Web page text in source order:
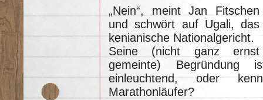
„Nein“, meint Jan Fitschen
und schwört auf Ugali, das
kenianische Nationalgericht.
Seine (nicht ganz ernst
gemeinte)
einleuchtend, oder
Marathonläufer?